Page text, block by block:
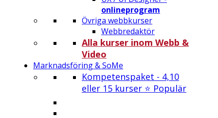
onlineprogram
Övriga webbkurser
Webbredaktör
Alla kurser inom Webb &
Video
Marknadsföring & SoMe
Kompetenspaket - 4,10
eller 15 kurser ⭐ Populär